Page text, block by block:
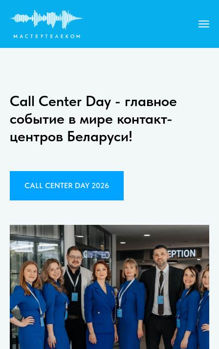
Call Center Day - главное
событие в мире контакт-
центров Беларуси!
CALL CENTER DAY 2026